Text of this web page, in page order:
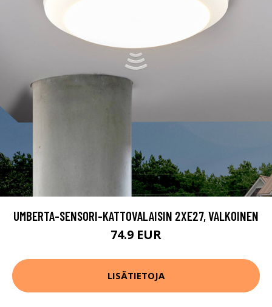
UMBERTA-SENSORI-KATTOVALAISIN 2XE27, VALKOINEN
74.9 EUR
LISÄTIETOJA